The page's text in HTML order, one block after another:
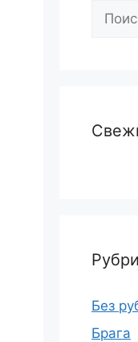
Поиск:
Без
Брага